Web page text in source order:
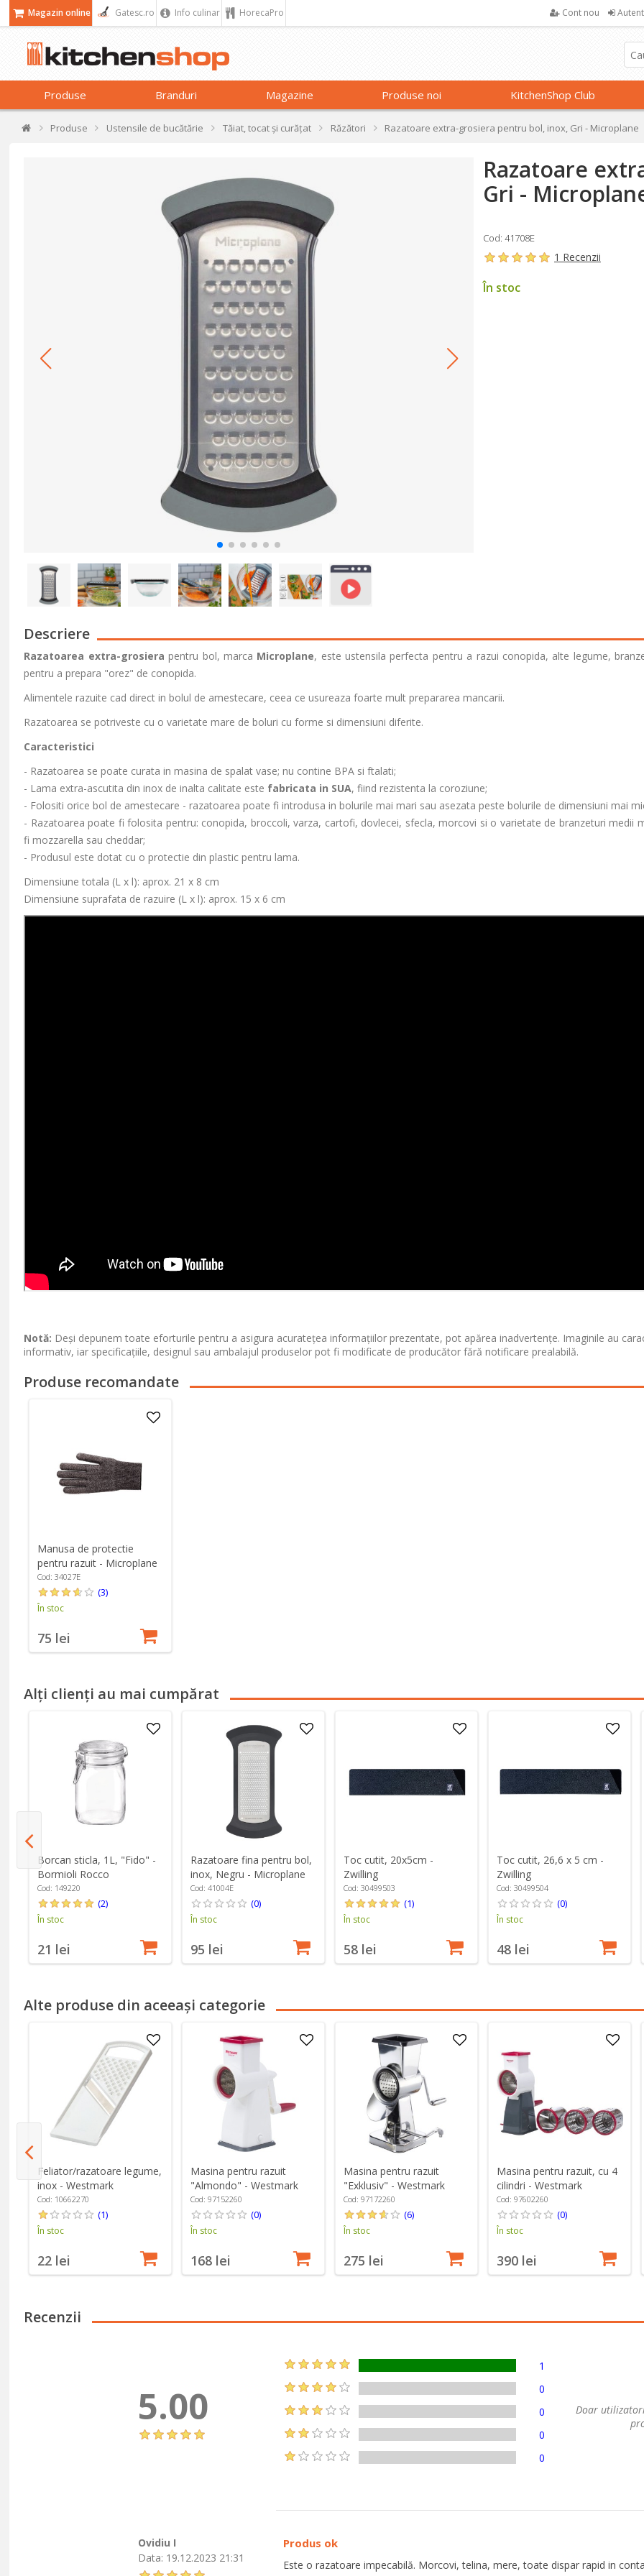
Magazin online Gatesc.ro Info culinar HorecaPro Cont nou
Produse Branduri Magazine Produse noi KitchenShop Club
Produse Ustensile de bucătărie Tăiat, tocat și curățat Răzători Razatoare extra-grosiera pentru bol, inox, Gri - Microplane
Razatoare
Gri -
Cod: 41708E
1 Recenzii
În stoc
Descriere
Razatoarea extra-grosiera pentru bol, marca Microplane, este ustensila perfecta pentru a razui conopida, alte legume,
pentru a prepara "orez" de conopida.
Alimentele razuite cad direct in bolul de amestecare, ceea ce usureaza foarte mult prepararea mancarii.
Razatoarea se potriveste cu o varietate mare de boluri cu forme si dimensiuni diferite.
Caracteristici
- Razatoarea se poate curata in masina de spalat vase; nu contine BPA si ftalati;
- Lama extra-ascutita din inox de inalta calitate este fabricata in SUA, fiind rezistenta la coroziune;
- Folositi orice bol de amestecare - razatoarea poate fi introdusa in bolurile mai mari sau asezata peste bolurile de dimensiuni mai
- Razatoarea poate fi folosita pentru: conopida, broccoli, varza, cartofi, dovlecei, sfecla, morcovi si o varietate de branzeturi medii
fi mozzarella sau cheddar;
- Produsul este dotat cu o protectie din plastic pentru lama.
Dimensiune totala (L x l): aprox. 21 x 8 cm
Dimensiune suprafata de razuire (L x l): aprox. 15 x 6 cm
Notă: Deși depunem toate eforturile pentru a asigura acuratețea informațiilor prezentate, pot apărea inadvertențe. Imaginile au
informativ, iar specificațiile, designul sau ambalajul produselor pot fi modificate de producător fără notificare prealabilă.
Produse recomandate
Manusa de protectie
pentru razuit - Microplane
Cod: 34027E
(3)
În stoc
75 lei
Alți clienți au mai cumpărat
Borcan sticla, 1L, "Fido" -
Bormioli Rocco
Cod: 149220
(2)
În stoc
21 lei
Razatoare fina pentru bol,
inox, Negru - Microplane
Cod: 41004E
(0)
În stoc
95 lei
Toc cutit, 20x5cm -
Zwilling
Cod: 30499503
(1)
În stoc
58 lei
Toc cutit, 26,6 x 5 cm -
Zwilling
Cod: 30499504
(0)
În stoc
48 lei
Alte produse din aceeași categorie
Feliator/razatoare legume,
inox - Westmark
Cod: 10662270
(1)
În stoc
22 lei
Masina pentru razuit
"Almondo" - Westmark
Cod: 97152260
(0)
În stoc
168 lei
Masina pentru razuit
"Exklusiv" - Westmark
Cod: 97172260
(6)
În stoc
275 lei
Masina pentru razuit, cu 4
cilindri - Westmark
Cod: 97602260
(0)
În stoc
390 lei
Recenzii
5.00
1
0
0
0
0
Doar
Ovidiu I
Data: 19.12.2023 21:31
Produs ok
Este o razatoare impecabilă. Morcovi, telina, mere, toate dispar rapid in